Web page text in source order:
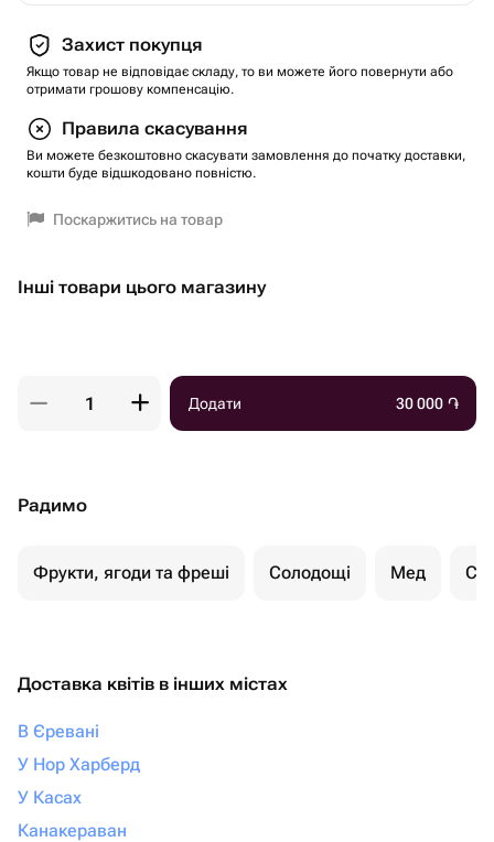
Захист покупця
Якщо товар не відповідає складу, то ви можете його повернути або
отримати грошову компенсацію.
Правила скасування
Ви можете безкоштовно скасувати замовлення до початку доставки,
кошти буде відшкодовано повністю.
Поскаржитись на товар
Інші товари цього магазину
Додати 30 000 ֏
Радимо
Фрукти, ягоди та фреші Солодощі Мед
Доставка квітів в інших містах
В Єревані
У Нор Харберд
У Касах
Канакераван